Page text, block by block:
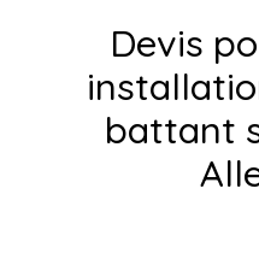
Devis
battant